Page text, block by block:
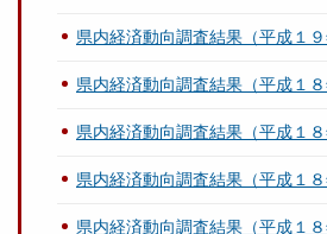
県内経済動向調査結果（平成１９
県内経済動向調査結果（平成１８
県内経済動向調査結果（平成１８
県内経済動向調査結果（平成１
県内経済動向調査結果（平成１